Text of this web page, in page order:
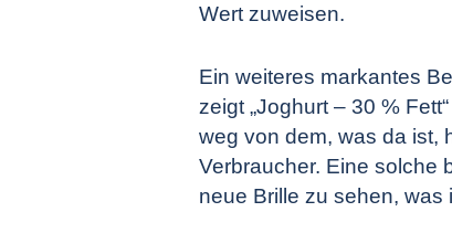
Wert zuweisen.
Ein weiteres markantes
zeigt „Joghurt – 30 %
weg von dem, was da ist,
Verbraucher. Eine solche
neue Brille zu sehen,